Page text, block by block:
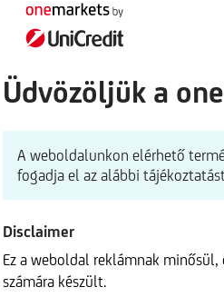
-0,14 HUF
Üdvözöljük a
A weboldalunkon elérhető
fogadja el az alábbi
Disclaimer
Ez a weboldal reklámnak
számára készült.